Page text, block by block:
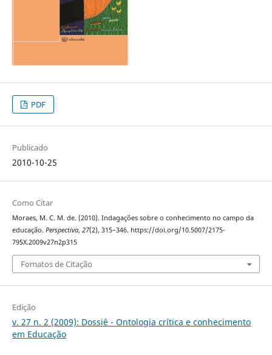
PDF
Publicado
2010-10-25
Como Citar
Moraes, M. C. M. de. (2010). Indagações sobre o conhecimento no campo da
educação. Perspectiva, 27(2), 315–346. https://doi.org/10.5007/2175-
795X.2009v27n2p315
Fomatos de Citação
Edição
v. 27 n. 2 (2009): Dossiê - Ontologia crítica e conhecimento
em Educação